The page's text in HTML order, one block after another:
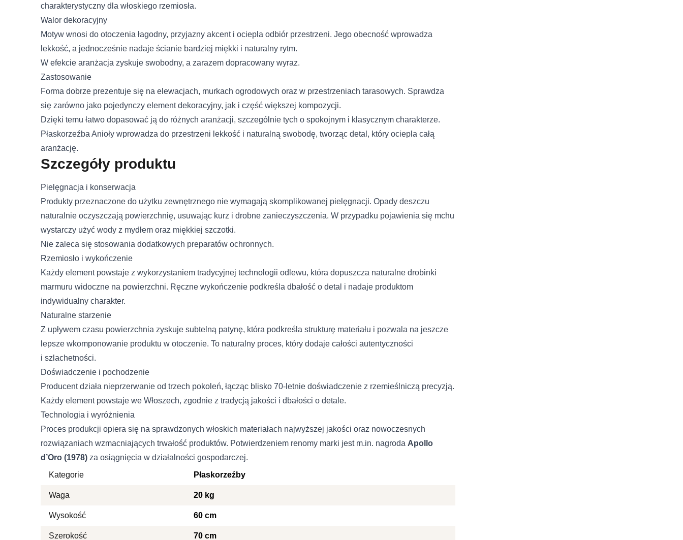
charakterystyczny dla włoskiego rzemiosła.
Walor dekoracyjny
Motyw wnosi do otoczenia łagodny, przyjazny akcent i ociepla odbiór przestrzeni. Jego obecność wprowadza
lekkość, a jednocześnie nadaje ścianie bardziej miękki i naturalny rytm.
W efekcie aranżacja zyskuje swobodny, a zarazem dopracowany wyraz.
Zastosowanie
Forma dobrze prezentuje się na elewacjach, murkach ogrodowych oraz w przestrzeniach tarasowych. Sprawdza
się zarówno jako pojedynczy element dekoracyjny, jak i część większej kompozycji.
Dzięki temu łatwo dopasować ją do różnych aranżacji, szczególnie tych o spokojnym i klasycznym charakterze.
Płaskorzeźba Anioły wprowadza do przestrzeni lekkość i naturalną swobodę, tworząc detal, który ociepla całą
aranżację.
Szczegóły produktu
Pielęgnacja i konserwacja
Produkty przeznaczone do użytku zewnętrznego nie wymagają skomplikowanej pielęgnacji. Opady deszczu
naturalnie oczyszczają powierzchnię, usuwając kurz i drobne zanieczyszczenia. W przypadku pojawienia się mchu
wystarczy użyć wody z mydłem oraz miękkiej szczotki.
Nie zaleca się stosowania dodatkowych preparatów ochronnych.
Rzemiosło i wykończenie
Każdy element powstaje z wykorzystaniem tradycyjnej technologii odlewu, która dopuszcza naturalne drobinki
marmuru widoczne na powierzchni. Ręczne wykończenie podkreśla dbałość o detal i nadaje produktom
indywidualny charakter.
Naturalne starzenie
Z upływem czasu powierzchnia zyskuje subtelną patynę, która podkreśla strukturę materiału i pozwala na jeszcze
lepsze wkomponowanie produktu w otoczenie. To naturalny proces, który dodaje całości autentyczności
i szlachetności.
Doświadczenie i pochodzenie
Producent działa nieprzerwanie od trzech pokoleń, łącząc blisko 70-letnie doświadczenie z rzemieślniczą precyzją.
Każdy element powstaje we Włoszech, zgodnie z tradycją jakości i dbałości o detale.
Technologia i wyróżnienia
Proces produkcji opiera się na sprawdzonych włoskich materiałach najwyższej jakości oraz nowoczesnych
rozwiązaniach wzmacniających trwałość produktów. Potwierdzeniem renomy marki jest m.in. nagroda Apollo
d’Oro (1978) za osiągnięcia w działalności gospodarczej.
Kategorie
Płaskorzeźby
Waga 20 kg
Wysokość 60 cm
Szerokość 70 cm
Imię i nazwisko
Telefon
Treść
ochronie danych osobowych w związku z udzieleniem odpowiedzi na zapytanie wysłane przez formularz kontaktowy.
Wykorzystujemy pliki cookie do spersonalizowania treści i reklam, aby oferować funkcje społecznościowe i analizować ruch w
naszej witrynie. Informacje o tym, jak korzystasz z naszej witryny, udostępniamy partnerom społecznościowym, reklamowym i
analitycznym. Partnerzy mogą połączyć te informacje z innymi danymi otrzymanymi od Ciebie lub uzyskanymi podczas
Niezbędne
Niezbędne pliki cookie mają kluczowe znaczenie dla podstawowych funkcji witryny i witryna nie będzie działać w zamierzony
sposób bez nich. Te pliki cookie nie przechowują żadnych danych umożliwiających identyfikację osoby.
Preferencje
Statystyka
Statystyczne pliki cookie pomagają właścicielem stron internetowych zrozumieć, w jaki sposób różni użytkownicy zachowują się
na stronie, gromadząc i zgłaszając anonimowe informacje.
Marketing
Nieklasyfikowane
Odrzuć Zapisz moje preferencje